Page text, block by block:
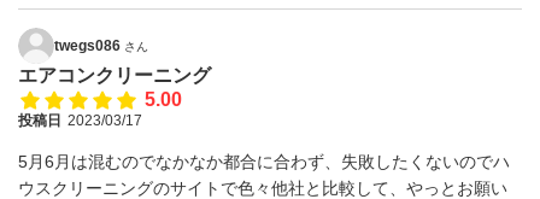
twegs086 さん
エアコンクリーニング
5.00
投稿日 2023/03/17
5月6月は混むのでなかなか都合に合わず、失敗したくないのでハ
ウスクリーニングのサイトで色々他社と比較して、やっとお願い